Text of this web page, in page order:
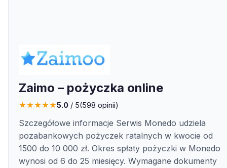
Zaimo – pożyczka online
★★★★★5.0 / 5(598 opinii)
Szczegółowe informacje Serwis Monedo udziela
pozabankowych pożyczek ratalnych w kwocie od
1500 do 10 000 zł. Okres spłaty pożyczki w Monedo
wynosi od 6 do 25 miesięcy. Wymagane dokumenty